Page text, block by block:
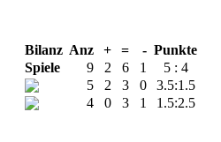
Bilanz Anz + = - Punkte
Spiele 9 2 6 1
5 : 4
5 2 3 0
3.5:1.5
4 0 3 1
1.5:2.5